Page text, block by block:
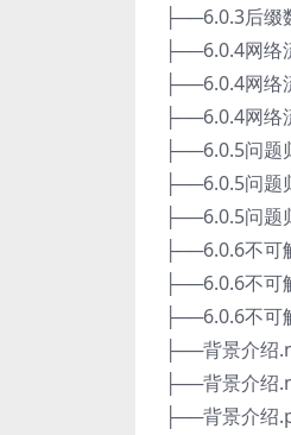
├──6.0.3后
├──6.0.4网
├──6.0.4网络
├──6.0.4网络
├──6.0.5问
├──6.0.5问题
├──6.0.5问
├──6.0.6不
├──6.0.6不可
├──6.0.6不
├──背景介绍
├──背景介绍
├──背景介绍